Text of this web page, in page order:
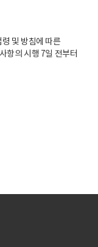
및 방침에 따른
항의 시행 7일 전부터